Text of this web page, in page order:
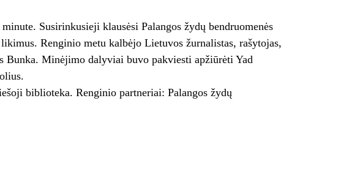
Susirinkusieji klausėsi Palangos žydų bendruomenės
Renginio metu kalbėjo Lietuvos žurnalistas, rašytojas,
Bunka. Minėjimo dalyviai buvo pakviesti apžiūrėti Yad
biblioteka. Renginio partneriai: Palangos žydų